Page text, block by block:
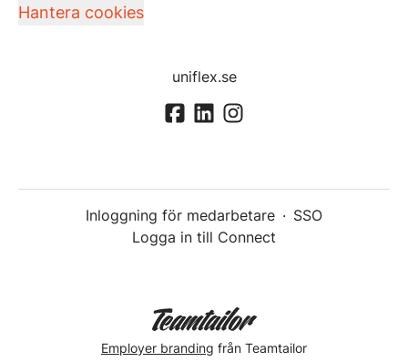
Hantera cookies
uniflex.se
Inloggning för medarbetare · SSO
Logga in till Connect
Employer branding från Teamtailor